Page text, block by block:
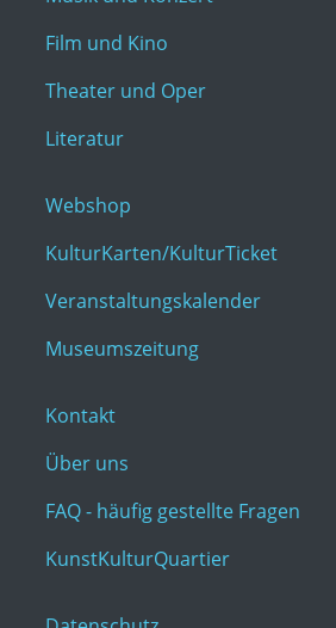
Film und Kino
Theater und Oper
Literatur
Webshop
KulturKarten/KulturTicket
Veranstaltungskalender
Museumszeitung
Kontakt
Über uns
FAQ - häufig gestellte Fragen
KunstKulturQuartier